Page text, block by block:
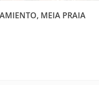
MEIA PRAIA